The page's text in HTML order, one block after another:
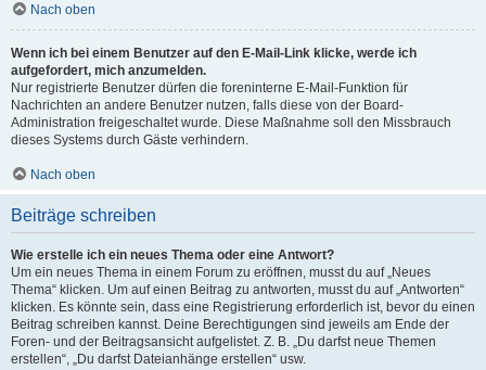
Nach oben
Wenn ich bei einem Benutzer auf den E-Mail-Link klicke, werde ich
aufgefordert, mich anzumelden.
Nur registrierte Benutzer dürfen die foreninterne E-Mail-Funktion für
Nachrichten an andere Benutzer nutzen, falls diese von der Board-
Administration freigeschaltet wurde. Diese Maßnahme soll den Missbrauch
dieses Systems durch Gäste verhindern.
Nach oben
Beiträge schreiben
Wie erstelle ich ein neues Thema oder eine Antwort?
Um ein neues Thema in einem Forum zu eröffnen, musst du auf „Neues
Thema“ klicken. Um auf einen Beitrag zu antworten, musst du auf „Antworten“
klicken. Es könnte sein, dass eine Registrierung erforderlich ist, bevor du einen
Beitrag schreiben kannst. Deine Berechtigungen sind jeweils am Ende der
Foren- und der Beitragsansicht aufgelistet. Z. B. „Du darfst neue Themen
erstellen“, „Du darfst Dateianhänge erstellen“ usw.